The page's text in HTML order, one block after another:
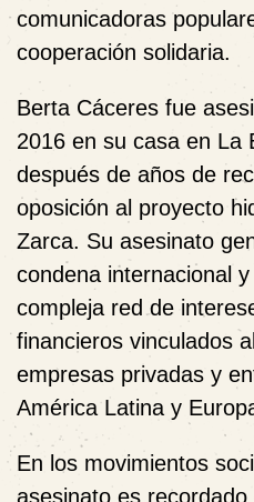
comunicadoras
cooperación solidaria.
Berta Cáceres fue
2016 en su casa en La
después de años de
oposición al proyecto
Zarca. Su asesinato
condena internacional
compleja red de
financieros vinculados
empresas privadas y
América Latina y
En los movimientos
asesinato es